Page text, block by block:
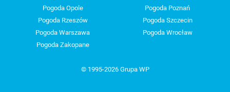
Pogoda Opole
Pogoda Poznań
Pogoda Rzeszów
Pogoda Szczecin
Pogoda Warszawa
Pogoda Wrocław
Pogoda Zakopane
© 1995-2026 Grupa WP